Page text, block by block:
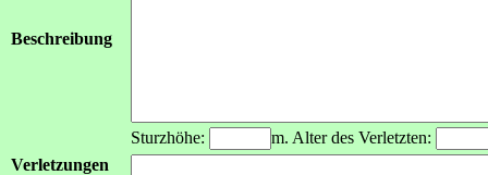
Beschreibung
Sturzhöhe:
m. Alter des Verletzten:
Verletzungen